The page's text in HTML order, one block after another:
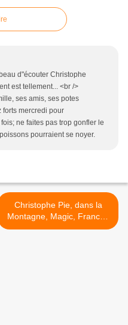
d"écouter Christophe
est tellement... <br />
ses amis, ses potes
forts mercredi pour
ne faites pas trop gonfler le
pourraient se noyer.
Christophe Pie, dans la
Montagne, Magic, France3
et dans "une histoire du